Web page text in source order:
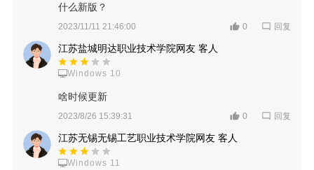
什么新版？
2023/11/11 21:46:00 0 回复
江苏盐城明达职业技术学院网友 客人
Windows 10
啥时候更新
2023/8/26 15:39:31 0 回复
江苏无锡无锡工艺职业技术学院网友 客人
Windows 11